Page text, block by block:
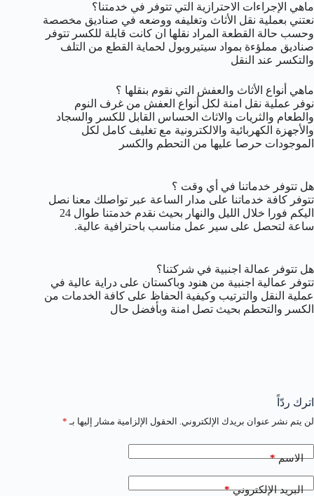
ماهي الإجراءات الاحترازية التي تتوفر في خدمتنا؟
نعتني بعملية نقل الأثاث وتغليفه ووضعه في صناديق مخصصة
وحسب حالة القطعة المراد نقلها ان كانت قابلة للكسر تتوفر
صناديق مملؤءة بمواد سيتيروبول لحماية القطع من التلف
والتكسر عند النقل
ماهي أنواع الأثاث والعفش التي نقوم بنقلها ؟
نوفر عملية نقل امنة لكل أنواع العفش من غرف النوم
والطعام والثريات والاثاث الحساس القابل للكسر والسجاد
والأجهزة الكهربائية والالكترونية مع تغليف كامل لكل
الموجودات حرصا عليها من التحطم والكسر
هل تتوفر خدماتنا في أي وقت ؟
تتوفر كافة خدماتنا على مدار الساعة عبر تواصلك معنا نصل
اليكم فورا خلال الليل والنهار بحيث نقدم خدمتنا طوال 24
ساعة لتحصل على سير عمل مناسب باحترافية عالية.
هل تتوفر عمالة اجنبية في شركتنا؟
تتوفر عمالية اجنبية من هنود وباكستان على دراية عالية في
عملية النقل والترتيب وكيفية الحفاظ على كافة الخدمات من
الكسر والتحطم بحيث تصل امنة وبأفضل حال
اترك ردّاً
لن يتم نشر عنوان بريدك الإلكتروني. الحقول الإلزامية مشار إليها بـ *
الاسم*
البريد الإلكتروني*